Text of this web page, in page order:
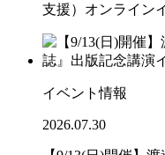
支援）オンライン
イベント情報
2026.07.30